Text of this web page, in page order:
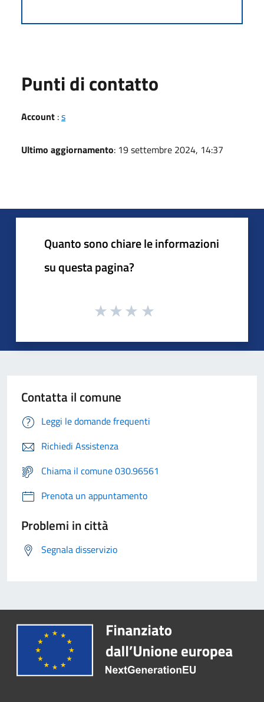
Punti di contatto
Account :s
Ultimo aggiornamento: 19 settembre 2024, 14:37
Quanto sono chiare le informazioni
su questa pagina?
Contatta il comune
Leggi le domande frequenti
Richiedi Assistenza
Chiama il comune 030.96561
Prenota un appuntamento
Problemi in città
Segnala disservizio